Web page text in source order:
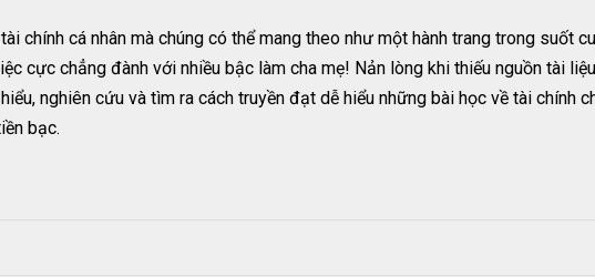
chính cá nhân mà chúng có thể mang theo như một hành trang trong suốt
cực chẳng đành với nhiều bậc làm cha mẹ! Nản lòng khi thiếu nguồn tài
nghiên cứu và tìm ra cách truyền đạt dễ hiểu những bài học về tài chính
bạc.